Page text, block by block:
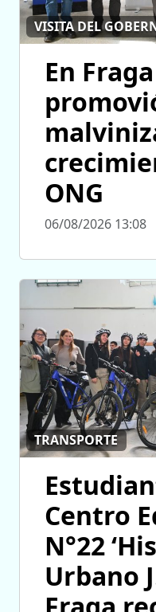
VISITA DEL
En
ONG
06/08/2026 13:08
TRANSPORTE
Centro
N°22
Urbano